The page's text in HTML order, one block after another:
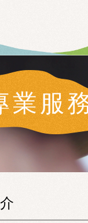
業服